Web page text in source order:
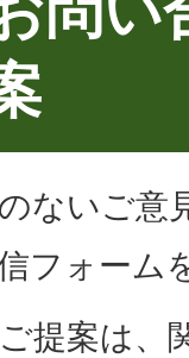
ないご意
フォーム
提案は、